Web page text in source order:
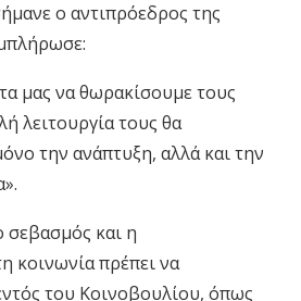
ο αντιπρόεδρος της
μας να θωρακίσουμε τους
λειτουργία τους θα
την ανάπτυξη, αλλά και την
σεβασμός και η
κοινωνία πρέπει να
του Κοινοβουλίου, όπως